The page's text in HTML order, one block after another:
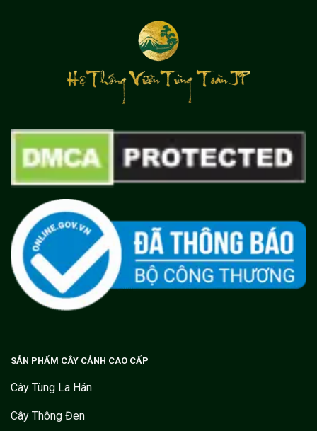
SẢN PHẨM CÂY CẢNH CAO CẤP
Cây Tùng La Hán
Cây Thông Đen